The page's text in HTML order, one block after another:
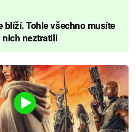
blíží. Tohle všechno musíte
nich neztratili